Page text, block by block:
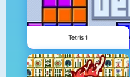
Tetris 1